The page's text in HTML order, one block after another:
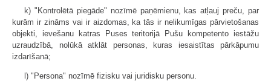
k) "Kontrolētā piegāde" nozīmē paņēmienu, kas atļauj preču, par
kurām ir zināms vai ir aizdomas, ka tās ir nelikumīgas pārvietošanas
objekti, ievešanu katras Puses teritorijā Pušu kompetento iestāžu
uzraudzībā, nolūkā atklāt personas, kuras iesaistītas pārkāpumu
izdarīšanā;
l) "Persona" nozīmē fizisku vai juridisku personu.